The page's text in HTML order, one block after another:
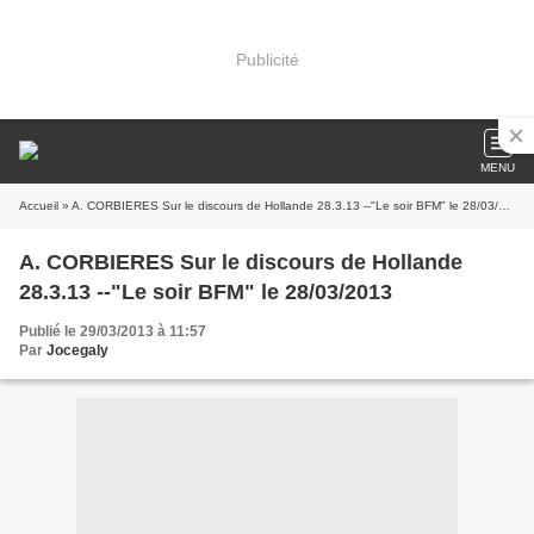
Publicité
MENU
Accueil » A. CORBIERES Sur le discours de Hollande 28.3.13 --"Le soir BFM" le 28/03/2013
A. CORBIERES Sur le discours de Hollande
28.3.13 --"Le soir BFM" le 28/03/2013
Publié le 29/03/2013 à 11:57
Par Jocegaly